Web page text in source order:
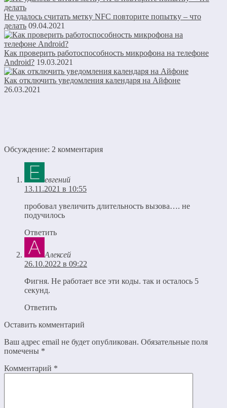
Не удалось считать метку NFC повторите попытку – что
делать 09.04.2021
Как проверить работоспособность микрофона на телефоне
Android? 19.03.2021
Как отключить уведомления календаря на Айфоне
26.03.2021
Обсуждение: 2 комментария
евгений
13.11.2021 в 10:55
пробовал увеличить длительность вызова…. не
подучилось
Ответить
Алексей
26.10.2022 в 09:22
Фигня. Не работает все эти коды. так и осталось 5
секунд.
Ответить
Оставить комментарий
Ваш адрес email не будет опубликован. Обязательные поля
помечены *
Комментарий *